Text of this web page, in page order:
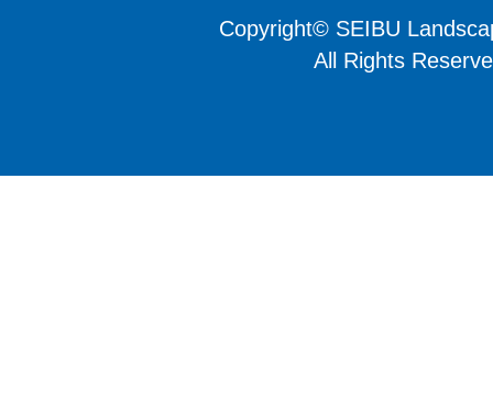
Copyright©SEIBU
All Rights